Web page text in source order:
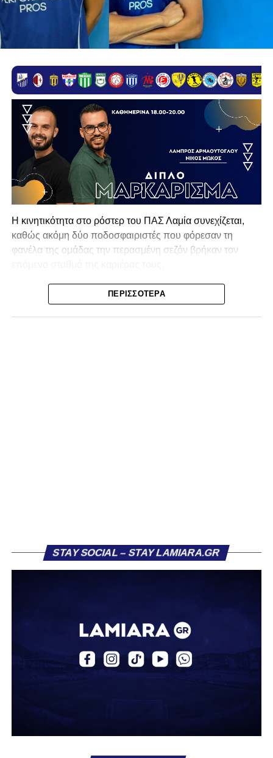
Η κινητικότητα στο ρόστερ του ΠΑΣ Λαμία συνεχίζεται,
καθώς ακόμη δύο ποδοσφαιριστές που φόρεσαν τη
φανέλα της ομάδας την περασμένη σεζόν βρήκαν τον
Ο λόγος για τον Βασίλη Τρούμπουλο και τον Χρυσόστομο
Στάγκο, οι οποίοι θα συνεχίσουν μαζί την ποδοσφαιρική
τους πορεία στον Σαρωνικό Αναβύσσου, με τον σύλλογο
«Ο Α.Ο. Σαρωνικός Αναβύσσου ανακοινώνει την
περσινή σεζόν πραγματοποίησε γεμάτη χρονιά στη Γ’
Στο παρελθόν αγωνίστηκε στην ΑΕΚ Β’, με την οποία
κατέγραψε 10 συμμετοχές στη Super League 2, καθώς
επίσης σε Εθνικό και Ζάκυνθο. Ξεκίνησε την καριέρα του
ΠΕΡΙΣΣΌΤΕΡΑ
STAY SOCIAL – STAY LAMIARA.GR